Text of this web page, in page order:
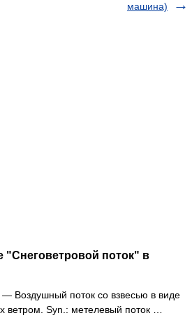
машина)
"Снеговетровой поток" в
— Воздушный поток со взвесью в виде
ветром. Syn.: метелевый поток …